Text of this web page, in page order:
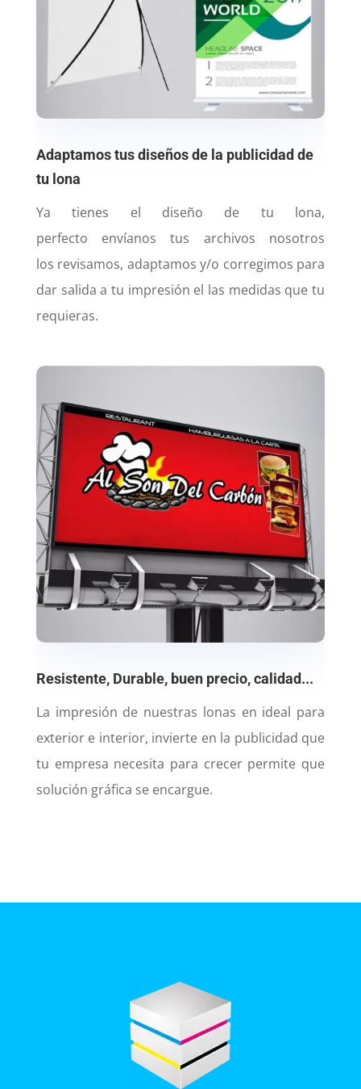
Adaptamos tus diseños de la publicidad de
tu lona
Ya tienes el diseño de tu lona,
perfecto envíanos tus archivos nosotros
los revisamos, adaptamos y/o corregimos para
dar salida a tu impresión el las medidas que tu
requieras.
Resistente, Durable, buen precio, calidad...
La impresión de nuestras lonas en ideal para
exterior e interior, invierte en la publicidad que
tu empresa necesita para crecer permite que
solución gráfica se encargue.